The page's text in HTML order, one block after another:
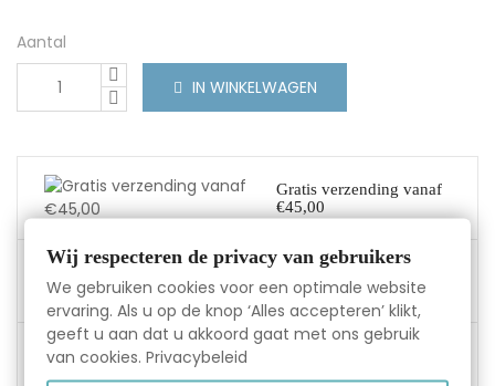
Aantal
IN WINKELWAGEN
Gratis verzending vanaf
€45,00
Gemakkelijk ruilen en
retour: 14 dagen de tijd.
verzending binnen 1-2
Wij respecteren de privacy van gebruikers
We gebruiken cookies voor een optimale website
ervaring. Als u op de knop ‘Alles accepteren’ klikt,
geeft u aan dat u akkoord gaat met ons gebruik
van cookies.Privacybeleid